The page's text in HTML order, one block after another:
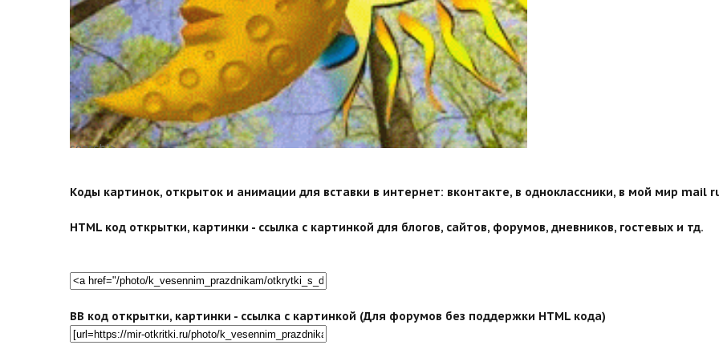
search">
Коды картинок, открыток и анимации для вставки в интернет: вконтакте, в одноклассники, в мой мир mail
HTML код открытки, картинки - ссылка с картинкой для блогов, сайтов, форумов, дневников, гостевых и тд.
BB код открытки, картинки - ссылка с картинкой (Для форумов без поддержки HTML кода)